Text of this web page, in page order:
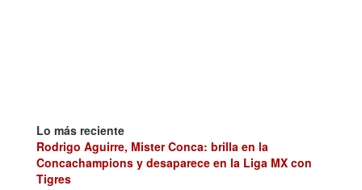
Lo más reciente
Rodrigo Aguirre, Mister Conca: brilla en la
Concachampions y desaparece en la Liga MX con
Tigres